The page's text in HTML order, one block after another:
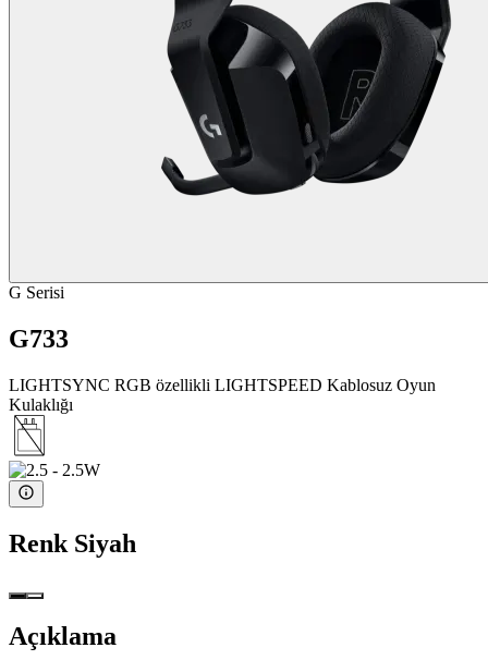
G Serisi
G733
LIGHTSYNC RGB özellikli LIGHTSPEED Kablosuz Oyun
Kulaklığı
Renk Siyah
Açıklama